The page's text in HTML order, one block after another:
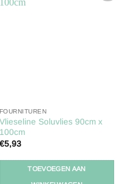
FOURNITUREN
Vlieseline Soluvlies 90cm x
100cm
€5,93
TOEVOEGEN AAN